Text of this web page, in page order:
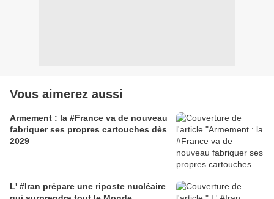
Vous aimerez aussi
Armement : la #France va de nouveau
fabriquer ses propres cartouches dès
2029
L' #Iran prépare une riposte nucléaire